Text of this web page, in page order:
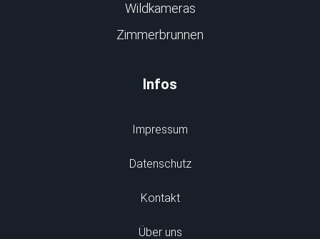
Wildkameras
Zimmerbrunnen
Infos
Impressum
Datenschutz
Kontakt
Über uns